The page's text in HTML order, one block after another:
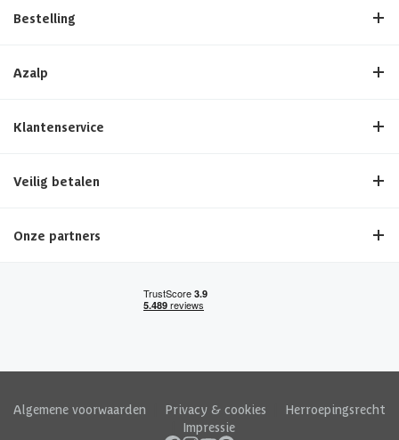
Bestelling
Azalp
Klantenservice
Veilig betalen
Onze partners
Algemene voorwaarden Privacy & cookies
Herroepingsrecht
Impressie